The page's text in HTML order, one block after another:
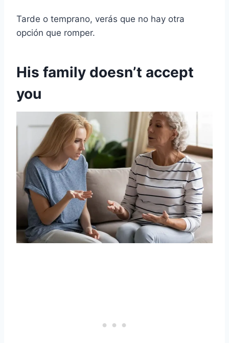
Tarde o temprano, verás que no hay otra
opción que romper.
His family doesn’t accept
you